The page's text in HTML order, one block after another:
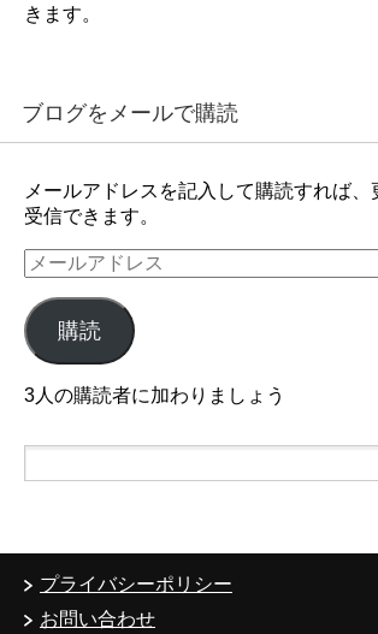
きます。
ブログをメールで購読
メールアドレスを記入して購読すれば
受信できます。
メ
ー
ル
ア
ド
レ
ス
購読
3人の購読者に加わりましょう
プライバシーポリシー
お問い合わせ